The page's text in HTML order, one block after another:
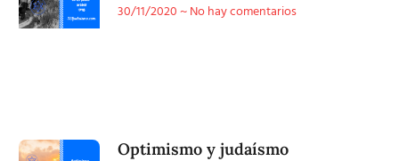
30/11/2020 No hay comentarios
Optimismo y judaísmo